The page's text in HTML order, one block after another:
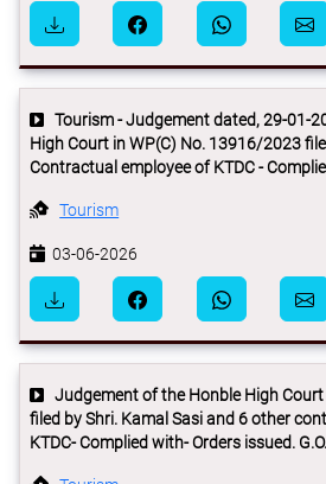
Tourism - Judgement dated, 29-01-
High Court in WP(C) No. 13916/2023
Contractual employee of KTDC -
Tourism
03-06-2026
Judgement of the Honble High
filed by Shri. Kamal Sasi and 6 other
KTDC- Complied with- Orders issued.